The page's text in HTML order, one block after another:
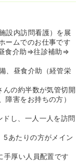
もご入職されてい
ンで指導していた
厚いです！≫
療養病院以上に手
で安心で緊急時も
示していただける
などは増えきまし
る施設もございま
れ、サービスを提
、緩和ケアに携わ
設内訪問看護）を展
ームでのお仕事です
食介助⇒往診補助⇒
、昼食介助（経管栄
の約半数が気管切開
害をお持ちの方）
し、一人一人を訪問
あたりの方がメイン
厚い人員配置です